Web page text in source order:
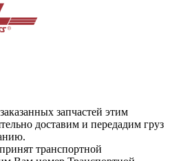
запчастей этим
доставим и передадим груз
транспортной